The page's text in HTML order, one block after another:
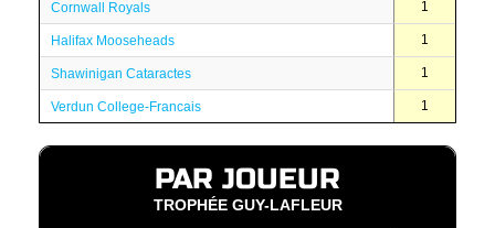
Cornwall Royals 1
Halifax Mooseheads 1
Shawinigan Cataractes 1
Verdun College-Francais 1
PAR JOUEUR
TROPHÉE GUY-LAFLEUR